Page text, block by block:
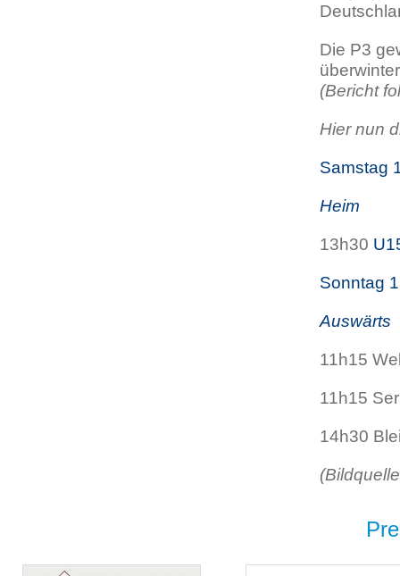
Die P3
(Bericht
Hier nun
Samstag
Heim
13h30
Sonntag
Auswärts
11h15
11h15
14h30